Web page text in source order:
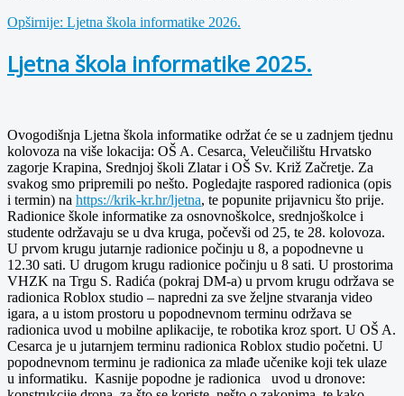
Opširnije: Ljetna škola informatike 2026.
Ljetna škola informatike 2025.
Ovogodišnja Ljetna škola informatike održat će se u zadnjem tjednu
kolovoza na više lokacija: OŠ A. Cesarca, Veleučilištu Hrvatsko
zagorje Krapina, Srednjoj školi Zlatar i OŠ Sv. Križ Začretje. Za
svakog smo pripremili po nešto. Pogledajte raspored radionica (opis
i termin) na https://krik-kr.hr/ljetna, te popunite prijavnicu što prije.
Radionice škole informatike za osnovnoškolce, srednjoškolce i
studente održavaju se u dva kruga, počevši od 25, te 28. kolovoza.
U prvom krugu jutarnje radionice počinju u 8, a popodnevne u
12.30 sati. U drugom krugu radionice počinju u 8 sati. U prostorima
VHZK na Trgu S. Radića (pokraj DM-a) u prvom krugu održava se
radionica Roblox studio – napredni za sve željne stvaranja video
igara, a u istom prostoru u popodnevnom terminu održava se
radionica uvod u mobilne aplikacije, te robotika kroz sport. U OŠ A.
Cesarca je u jutarnjem terminu radionica Roblox studio početni. U
popodnevnom terminu je radionica za mlađe učenike koji tek ulaze
u informatiku. Kasnije popodne je radionica uvod u dronove: